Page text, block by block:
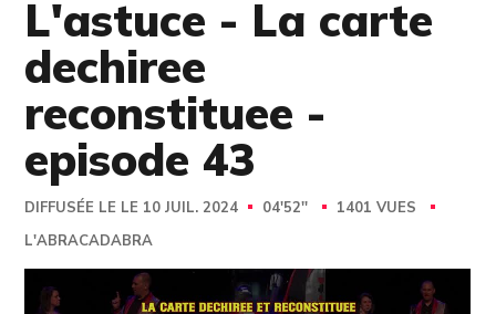
L'astuce - La carte
dechiree
reconstituee -
episode 43
DIFFUSÉE LE LE 10 JUIL. 2024 04'52''
1401 VUES
L'ABRACADABRA